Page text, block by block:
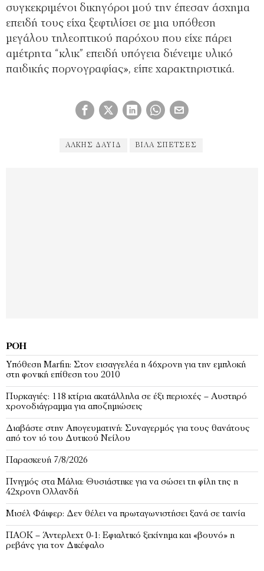
συγκεκριμένοι δικηγόροι μού την έπεσαν άσχημα
επειδή τους είχα ξεφτιλίσει σε μια υπόθεση
μεγάλου τηλεοπτικού παρόχου που είχε πάρει
αμέτρητα “κλικ” επειδή υπόγεια διένειμε υλικό
παιδικής πορνογραφίας», είπε χαρακτηριστικά.
ΆΛΚΗΣ ΔΑΥΊΔ ΒΊΛΑ ΣΠΈΤΣΕΣ
ΡΟΉ
Υπόθεση Marfin: Στον εισαγγελέα η 46χρονη για την εμπλοκή
στη φονική επίθεση του 2010
Πυρκαγιές: 118 κτίρια ακατάλληλα σε έξι περιοχές – Αυστηρό
χρονοδιάγραμμα για αποζημιώσεις
Διαβάστε στην Απογευματινή: Συναγερμός για τους θανάτους
από τον ιό του Δυτικού Νείλου
Παρασκευή 7/8/2026
Πνιγμός στα Μάλια: Θυσιάστηκε για να σώσει τη φίλη της η
42χρονη Ολλανδή
Μισέλ Φάιφερ: Δεν θέλει να πρωταγωνιστήσει ξανά σε ταινία
ΠΑΟΚ – Άντερλεχτ 0-1: Εφιαλτικό ξεκίνημα και «βουνό» η
ρεβάνς για τον Δικέφαλο